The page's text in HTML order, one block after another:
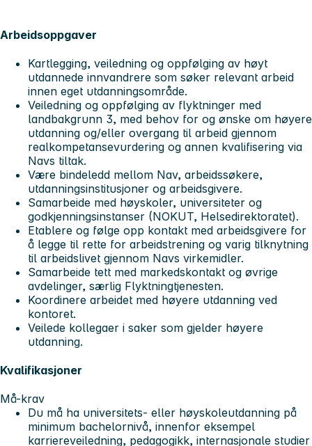
Arbeidsoppgaver
Kartlegging, veiledning og oppfølging av høyt
utdannede innvandrere som søker relevant arbeid
innen eget utdanningsområde.
Veiledning og oppfølging av flyktninger med
landbakgrunn 3, med behov for og ønske om høyere
utdanning og/eller overgang til arbeid gjennom
realkompetansevurdering og annen kvalifisering via
Navs tiltak.
Være bindeledd mellom Nav, arbeidssøkere,
utdanningsinstitusjoner og arbeidsgivere.
Samarbeide med høyskoler, universiteter og
godkjenningsinstanser (NOKUT, Helsedirektoratet).
Etablere og følge opp kontakt med arbeidsgivere for
å legge til rette for arbeidstrening og varig tilknytning
til arbeidslivet gjennom Navs virkemidler.
Samarbeide tett med markedskontakt og øvrige
avdelinger, særlig Flyktningtjenesten.
Koordinere arbeidet med høyere utdanning ved
kontoret.
Veilede kollegaer i saker som gjelder høyere
utdanning.
Kvalifikasjoner
Må-krav
Du må ha universitets- eller høyskoleutdanning på
minimum bachelornivå, innenfor eksempel
karriereveiledning, pedagogikk, internasjonale studier